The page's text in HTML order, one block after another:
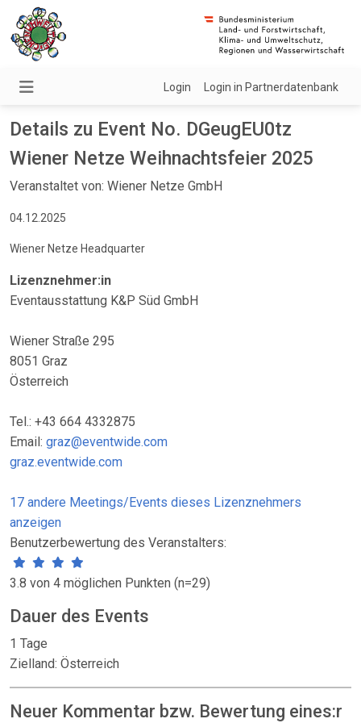
Login Login in Partnerdatenbank
Details zu Event No. DGeugEU0tz
Wiener Netze Weihnachtsfeier 2025
Veranstaltet von: Wiener Netze GmbH
04.12.2025
Wiener Netze Headquarter
Lizenznehmer:in
Eventausstattung K&P Süd GmbH
Wiener Straße 295
8051 Graz
Österreich
Tel.: +43 664 4332875
Email: graz@eventwide.com
graz.eventwide.com
17 andere Meetings/Events dieses Lizenznehmers
anzeigen
Benutzerbewertung des Veranstalters:
3.8 von 4 möglichen Punkten (n=29)
Dauer des Events
1 Tage
Zielland: Österreich
Neuer Kommentar bzw. Bewertung eines:r